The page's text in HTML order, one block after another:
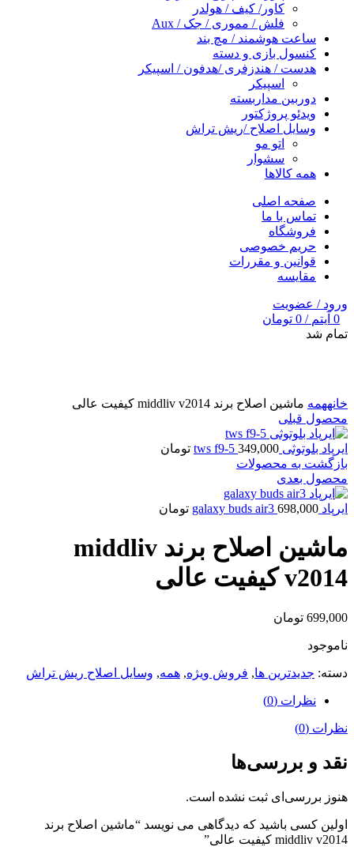
کاور/ کیف / هولدر
فلش / مموری / جک / Aux
ساعت هوشمند / مچ بند
کنسول بازی و دسته
هدست / هندزفری /هدفون / اسپیکر
اسپیکر
دوربین مداربسته
ویدئو پروژکتور
وسایل اصلاح /ریش تراش
اتو مو
سشوار
همه کالاها
صفحه اصلی
تماس با ما
فروشگاه
حریم خصوصی
قوانین و مقررات
مقایسه
ورود / عضویت
0 آیتم /
0 تومان
تمام شد
خانههمه ماشین اصلاح برند middliv v2014 کیفیت عالی
محصول قبلی
ایرپاد بلوتوثی tws f9-5 349,000
تومان
بازگشت به محصولات
محصول بعدی
ایرپاد galaxy buds air3 698,000 تومان
ماشین اصلاح برند middliv
v2014 کیفیت عالی
699,000 تومان
ناموجود
دسته: جدیدترین ها, فروش ویژه, همه, وسایل اصلاح ریش تراش
نظرات (0)
نظرات (0)
نقد و بررسی‌ها
هنوز بررسی‌ای ثبت نشده است.
اولین کسی باشید که دیدگاهی می نویسد “ماشین اصلاح برند
middliv v2014 کیفیت عالی”